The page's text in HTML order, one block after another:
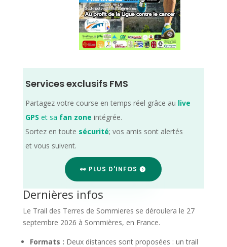
Services exclusifs FMS
Partagez votre course en temps réel grâce au live
GPS et sa fan zone intégrée.
Sortez en toute sécurité; vos amis sont alertés
et vous suivent.
👀 PLUS D'INFOS
Dernières infos
Le Trail des Terres de Sommieres se déroulera le 27
septembre 2026 à Sommières, en France.
Formats : Deux distances sont proposées : un trail